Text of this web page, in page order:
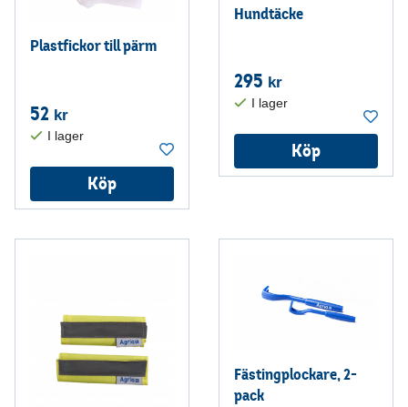
Plastfickor till pärm
52 kr
Köp
Hundtäcke
295 kr
Köp
Fästingplockare, 2-
pack